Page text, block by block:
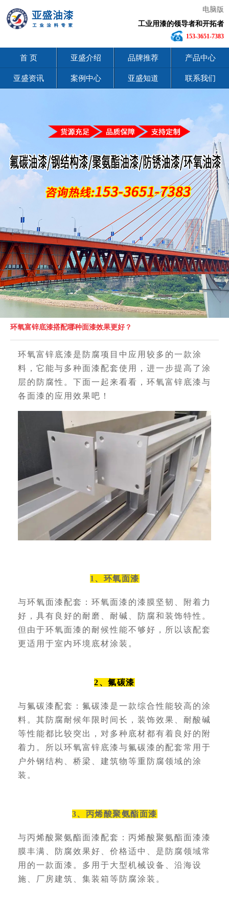
电脑版
工业用漆的领导者和开拓者
153-3651-7383
首 页 亚盛介绍 品牌推荐 产品中心
亚盛资讯 案例中心 亚盛知道 联系我们
环氧富锌底漆搭配哪种面漆效果更好？
环氧富锌底漆 是防腐项目中应用较多的一款涂
料，它能与多种面漆配套使用，进一步提高了涂
层的防腐性。下面一起来看看，环氧富锌底漆与
各面漆的应用效果吧！
1、环氧面漆
与环氧面漆 配套：环氧面漆的漆膜坚韧、附着力
好，具有良好的耐磨、耐碱、防腐和装饰特性。
但由于环氧面漆的耐候性能不够好，所以该配套
更适用于室内环境底材涂装。
2、氟碳漆
与氟碳漆 配套：氟碳漆是一款综合性能较高的涂
料。其防腐耐候年限时间长，装饰效果、耐酸碱
等性能都比较突出，对多种底材都有着良好的附
着力。所以环氧富锌底漆与氟碳漆的配套常用于
户外钢结构、桥梁、建筑物等重防腐领域的涂
装。
3、丙烯酸聚氨酯面漆
与丙烯酸聚氨酯面漆 配套：丙烯酸聚氨酯面漆漆
膜丰满、防腐效果好、价格适中、是防腐领域常
用的一款面漆。多用于大型机械设备、沿海设
施、厂房建筑、集装箱等防腐涂装。